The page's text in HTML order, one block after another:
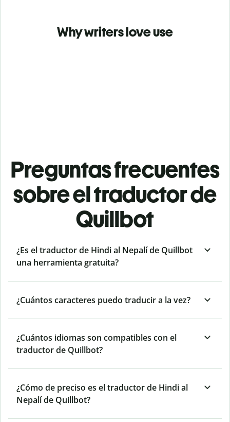
Why writers love use
Preguntas frecuentes
sobre el traductor de
Quillbot
¿Es el traductor de Hindi al Nepalí de Quillbot
una herramienta gratuita?
¿Cuántos caracteres puedo traducir a la vez?
¿Cuántos idiomas son compatibles con el
traductor de Quillbot?
¿Cómo de preciso es el traductor de Hindi al
Nepalí de Quillbot?